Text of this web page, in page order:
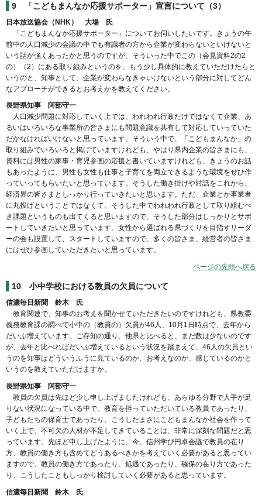
9 「こどもまんなか応援サポーター」宣言について（3）
日本放送協会（NHK） 大場 氏
「こどもまんなか応援サポーター」についてお伺いしたいです。きょうの午
前中の人口減少の会議の中でも有識者の方から企業が変わらないといけないと
いう話が強くあったかと思うのですが、そういった中でこの（会見資料2の2
の）（2）にある取り組みというのを、もう少し具体的に教えていただけたらと
いうのと、知事として、企業が変わらなきゃいけないという部分に対してどん
なアプローチができるとお考えかを教えてください。
長野県知事 阿部守一
人口減少問題に対応していく上では、われわれ行政だけではなくて企業、あ
るいはいろいろな事業所の皆さまにも問題意識を共有して対応していっていた
だかなければいけないと思っています。そういう中で、「こどもまんなか」の
取り組みでいろいろと掲げていますけれども、やはり県内企業の皆さまにも、
資料には男性の家事・育児参画の応援と書いていますけれども、きょうのお話
もあったように、男性も女性も仕事と子育てを両立できるような環境をぜひ作
っていってもらいたいと思っています。そうした働き掛けや対話をこれから、
経済界の皆さまとしっかり行っていきたいと思います。ただ、企業とか事業者
に丸投げということではなくて、そうした中でわれわれ行政として取り組むべ
き課題というものも出てくると思いますので、そうした部分はしっかりとサポ
ートしていきたいと思っています。女性から選ばれる県づくりを目指すリーダ
ーの会も設置して、スタートしていますので、多くの皆さま、経営者の皆さま
にはぜひ参画していただきたいと思っています。
ページの先頭へ戻る
10 小中学校における教員の欠員について
信濃毎日新聞 鈴木 氏
教育関連で、知事のお考えを聞かせていただきたいのですけれども、県教委
義務教育課の調べで小中の（教員の）欠員が46人、10月1日時点で、去年から
だいぶ増えています。ご存知の通り、他県と比べると、まだ数は少ないのです
が、去年と比べればだいぶ増えているという状況を踏まえて、46人の欠員とい
うのを知事はどういうふうに見ているのか、お考えなのか、感じているのかと
いうのを教えていただけますか。
長野県知事 阿部守一
教員の欠員は先ほど少し申し上げましたけれども、あらゆる分野で人手が足
りない状況になっている中で、教育を担っていただいている教員であったり、
子どもたちの保育士であったり、こうしたまさにこどもまんなか社会を作って
いく上で、不可欠の人材が不足してきていることは、非常に深刻な問題だと思
っています。先ほど申し上げたように、今、信州学び円卓会議で教員の在り
方、教員の働き方も含めてどうあるべきかを考えていく必要があると思ってい
ますので、教員の働き方であったり、処遇であったり、確保の在り方であった
り、こうしたこともしっかり検討していく必要があると思っています。
信濃毎日新聞 鈴木 氏